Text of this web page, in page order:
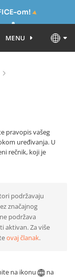
om!
MENU
pravopis vašeg
uređivanja. U
rečnik, koji je
podržavaju
značajnog
podržava
aktivan. Za više
ovaj članak.
na ikonu
na